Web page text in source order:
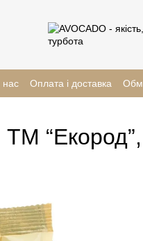
Оплата і доставка